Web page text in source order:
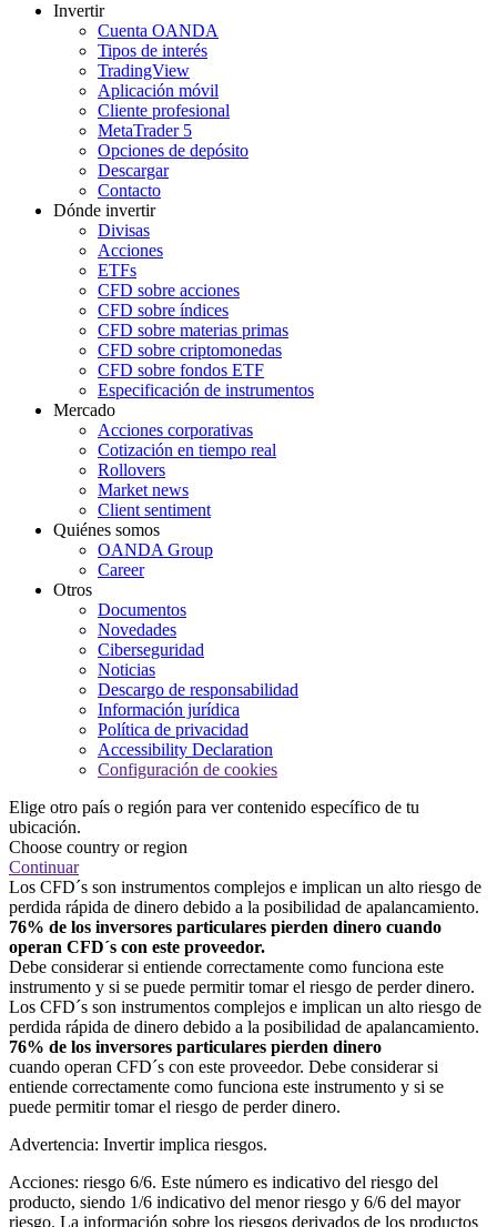
Invertir
Cuenta OANDA
Tipos de interés
TradingView
Aplicación móvil
Cliente profesional
MetaTrader 5
Opciones de depósito
Descargar
Contacto
Dónde invertir
Divisas
Acciones
ETFs
CFD sobre acciones
CFD sobre índices
CFD sobre materias primas
CFD sobre criptomonedas
CFD sobre fondos ETF
Especificación de instrumentos
Mercado
Acciones corporativas
Cotización en tiempo real
Rollovers
Market news
Client sentiment
Quiénes somos
OANDA Group
Career
Otros
Documentos
Novedades
Ciberseguridad
Noticias
Descargo de responsabilidad
Información jurídica
Política de privacidad
Accessibility Declaration
Configuración de cookies
Elige otro país o región para ver contenido específico de tu
ubicación.
Choose country or region
Continuar
Los CFD´s son instrumentos complejos e implican un alto riesgo de
perdida rápida de dinero debido a la posibilidad de apalancamiento.
76% de los inversores particulares pierden dinero cuando
operan CFD´s con este proveedor.
Debe considerar si entiende correctamente como funciona este
instrumento y si se puede permitir tomar el riesgo de perder dinero.
Los CFD´s son instrumentos complejos e implican un alto riesgo de
perdida rápida de dinero debido a la posibilidad de apalancamiento.
76% de los inversores particulares pierden dinero
cuando operan CFD´s con este proveedor. Debe considerar si
entiende correctamente como funciona este instrumento y si se
puede permitir tomar el riesgo de perder dinero.
Advertencia: Invertir implica riesgos.
Acciones: riesgo 6/6. Este número es indicativo del riesgo del
producto, siendo 1/6 indicativo del menor riesgo y 6/6 del mayor
riesgo. La información sobre los riesgos derivados de los productos